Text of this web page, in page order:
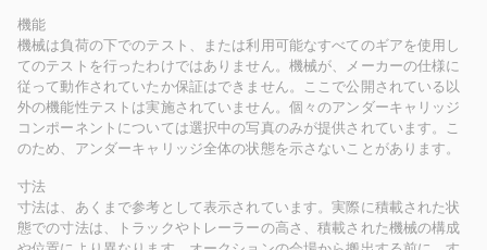
機能
機械は負荷の下でのテスト、または利用可能なすべてのギアを使用し
てのテストを行ったわけではありません。機械が、メーカーの仕様に
従って動作されていたか保証はできません。ここで公開されている以
外の機能性テストは実施されていません。個々のアンダーキャリッジ
コンポーネントについては選択中の写真のみが提供されています。こ
のため、アンダーキャリッジ全体の状態を示さないことがあります。
寸法
寸法は、あくまで参考として表示されています。実際に積載された状
態での寸法は、トラックやトレーラーの高さ、積載された機械の構成